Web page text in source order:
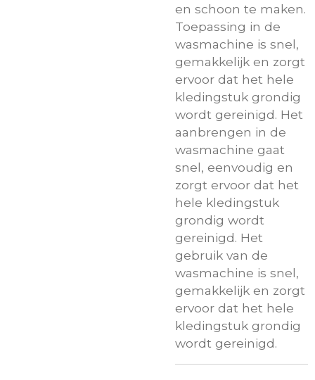
en schoon te maken.
Toepassing in de
wasmachine is snel,
gemakkelijk en zorgt
ervoor dat het hele
kledingstuk grondig
wordt gereinigd. Het
aanbrengen in de
wasmachine gaat
snel, eenvoudig en
zorgt ervoor dat het
hele kledingstuk
grondig wordt
gereinigd. Het
gebruik van de
wasmachine is snel,
gemakkelijk en zorgt
ervoor dat het hele
kledingstuk grondig
wordt gereinigd.